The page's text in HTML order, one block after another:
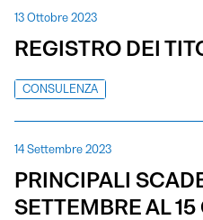
13 Ottobre 2023
REGISTRO DEI
CONSULENZA
14 Settembre 2023
PRINCIPALI
SETTEMBRE AL